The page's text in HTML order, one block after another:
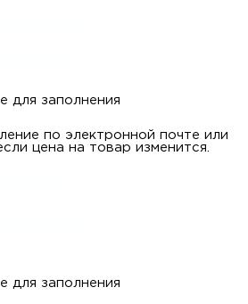
для заполнения
по электронной почте или
цена на товар изменится.
для заполнения